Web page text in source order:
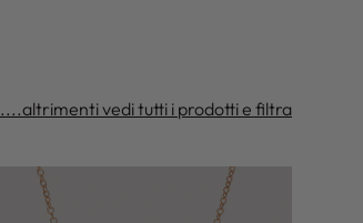
....altrimenti vedi tutti i prodotti e filtra